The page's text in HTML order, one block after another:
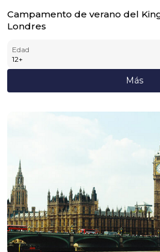
Campamento de verano del
Londres
Edad
12+
Más